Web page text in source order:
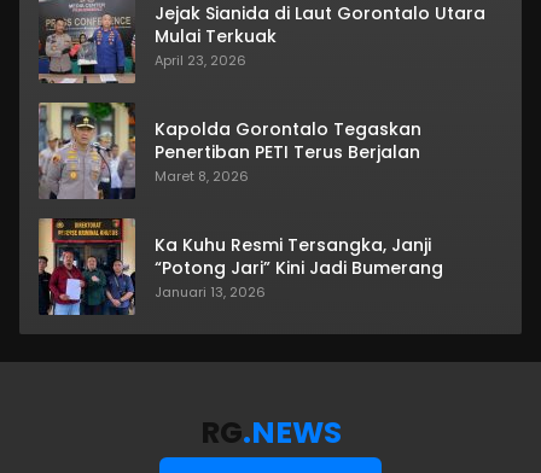
Jejak Sianida di Laut Gorontalo Utara
Mulai Terkuak
April 23, 2026
Kapolda Gorontalo Tegaskan
Penertiban PETI Terus Berjalan
Maret 8, 2026
Ka Kuhu Resmi Tersangka, Janji
“Potong Jari” Kini Jadi Bumerang
Januari 13, 2026
RG.NEWS